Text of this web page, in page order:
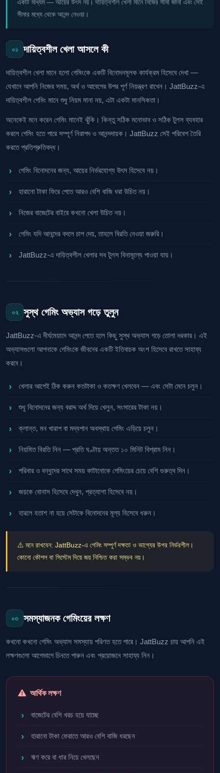
একটি মাধ্যম — আয়ের উৎস নয়। দায়িত্বশীল খেলা মানে নিজের সীমা জানা এবং সেই
সীমার মধ্যে থেকে আনন্দ নেওয়া।
০১ দায়িত্বশীল খেলা আসলে কী
দায়িত্বশীল খেলা মানে হলো গেমিংকে একটি বিনোদনমূলক কার্যক্রম হিসেবে দেখা —
যেখানে আপনি নিজের সময়, অর্থ ও আবেগের উপর পূর্ণ নিয়ন্ত্রণ রাখেন। JattBuzz-এ
দায়িত্বশীল গেমিং মানে শুধু নিয়ম মানা নয়, এটা একটা মানসিকতা।
অনেকেই মনে করেন গেমিং মানেই ঝুঁকি। কিন্তু সঠিক মনোভাব ও সঠিক টুলস ব্যবহার
করলে গেমিং হতে পারে সম্পূর্ণ নিরাপদ ও আনন্দদায়ক। JattBuzz সেই পরিবেশ তৈরি
করতে প্রতিশ্রুতিবদ্ধ।
গেমিং বিনোদনের জন্য, আয়ের নির্ভরযোগ্য উৎস হিসেবে নয়।
হারানো টাকা ফিরে পেতে আরও বেশি বাজি ধরা উচিত নয়।
নিজের বাজেটের বাইরে কখনো খেলা উচিত নয়।
গেমিং যদি আনন্দের বদলে চাপ দেয়, তাহলে বিরতি নেওয়া জরুরি।
JattBuzz-এ দায়িত্বশীল খেলার সব টুলস বিনামূল্যে পাওয়া যায়।
০২ সুস্থ গেমিং অভ্যাস গড়ে তুলুন
JattBuzz-এ দীর্ঘমেয়াদে আনন্দ পেতে হলে কিছু সুস্থ অভ্যাস গড়ে তোলা দরকার। এই
অভ্যাসগুলো আপনাকে গেমিংকে জীবনের একটি ইতিবাচক অংশ হিসেবে রাখতে সাহায্য
করবে।
খেলার আগেই ঠিক করুন কতটাকা ও কতক্ষণ খেলবেন — এবং সেটা মেনে চলুন।
শুধু বিনোদনের জন্য বরাদ্দ অর্থ দিয়ে খেলুন, সংসারের টাকা নয়।
ক্লান্ত, মন খারাপ বা মদ্যপান অবস্থায় গেমিং এড়িয়ে চলুন।
নিয়মিত বিরতি নিন — প্রতি ঘণ্টায় অন্তত ১০ মিনিট বিশ্রাম নিন।
পরিবার ও বন্ধুদের সাথে সময় কাটানোকে গেমিংয়ের চেয়ে বেশি গুরুত্ব দিন।
জয়কে বোনাস হিসেবে দেখুন, প্রত্যাশা হিসেবে নয়।
হারলে হতাশ না হয়ে সেটাকে বিনোদনের মূল্য হিসেবে ধরুন।
⚠️ মনে রাখবেন: JattBuzz-এ গেমিং সম্পূর্ণ দক্ষতা ও ভাগ্যের উপর নির্ভরশীল।
কোনো কৌশল বা সিস্টেম দিয়ে জয় নিশ্চিত করা সম্ভব নয়।
০৩ সমস্যাজনক গেমিংয়ের লক্ষণ
কখনো কখনো গেমিং অভ্যাস সমস্যায় পরিণত হতে পারে। JattBuzz চায় আপনি এই
লক্ষণগুলো আগেভাগে চিনতে পারুন এবং প্রয়োজনে সাহায্য নিন।
আর্থিক লক্ষণ
বাজেটের বেশি খরচ হয়ে যাচ্ছে
হারানো টাকা ফেরাতে আরও বেশি বাজি ধরছেন
ঋণ করে বা ধার নিয়ে খেলছেন